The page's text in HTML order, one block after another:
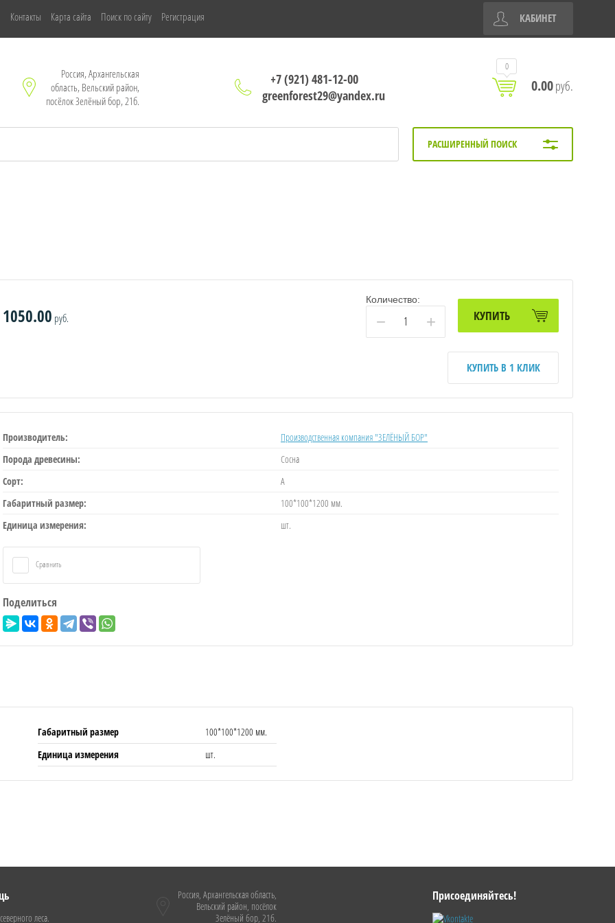
Контакты Карта сайта Поиск по сайту Регистрация КАБИНЕТ
Россия, Архангельская
область, Вельский район,
посёлок Зелёный бор, 21б.
+7 (921) 481-12-00
greenforest29@yandex.ru
0
0.00руб.
РАСШИРЕННЫЙ ПОИСК
1050.00 руб.
Количество:
− + КУПИТЬ
КУПИТЬ В 1 КЛИК
Производитель:
Производственная компания "ЗЕЛЁНЫЙ БОР"
Порода древесины:
Сосна
Сорт:
А
Габаритный размер:
100*100*1200 мм.
Единица измерения:
шт.
Сравнить
Поделиться
Габаритный размер
100*100*1200 мм.
Единица измерения
шт.
леса.
Россия, Архангельская область,
Вельский район, посёлок
Зелёный бор, 21б.
Присоединяйтесь!